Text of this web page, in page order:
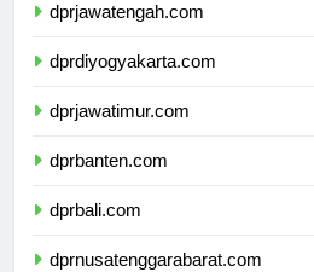
dprjawatengah.com
dprdiyogyakarta.com
dprjawatimur.com
dprbanten.com
dprbali.com
dprnusatenggarabarat.com